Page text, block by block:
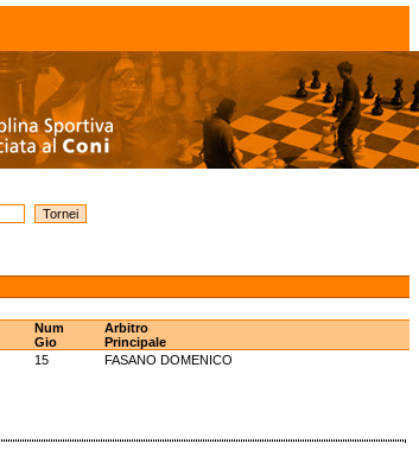
Num
Gio
Arbitro
Principale
15
FASANO DOMENICO